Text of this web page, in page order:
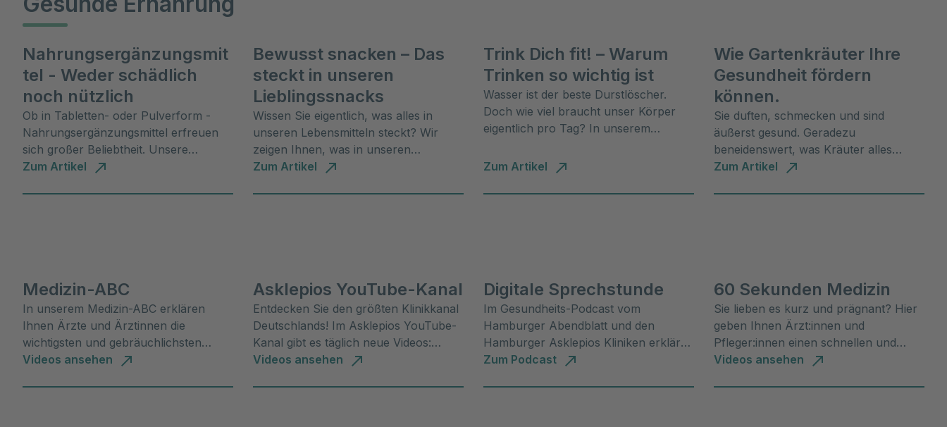
Nahrungsergänzungsmit
tel - Weder schädlich
noch nützlich
Ob in Tabletten- oder Pulverform -
Nahrungsergänzungsmittel erfreuen
sich großer Beliebtheit. Unsere
Expertin Merrit Arndt klärt über ihren
Zum Artikel
Bewusst snacken – Das
steckt in unseren
Lieblingssnacks
Wissen Sie eigentlich, was alles in
unseren Lebensmitteln steckt? Wir
zeigen Ihnen, was in unseren
Lieblingssnacks enthalten ist. Lesen Sie
Zum Artikel
Trink Dich fit! – Warum
Trinken so wichtig ist
Wasser ist der beste Durstlöscher.
Doch wie viel braucht unser Körper
eigentlich pro Tag? In unserem
Antworten.
Zum Artikel
Wie Gartenkräuter Ihre
Gesundheit fördern
können.
Sie duften, schmecken und sind
äußerst gesund. Geradezu
beneidenswert, was Kräuter alles
können. Erfahren Sie mehr darüber in
Zum Artikel
Medizin-ABC
In unserem Medizin-ABC erklären
Ihnen Ärzte und Ärztinnen die
wichtigsten und gebräuchlichsten
Begriffe der Medizin.
Videos ansehen
Asklepios YouTube-Kanal
Entdecken Sie den größten Klinikkanal
Deutschlands! Im Asklepios YouTube-
Kanal gibt es täglich neue Videos:
Experteninterviews,
Videos ansehen
Digitale Sprechstunde
Im Gesundheits-Podcast vom
Hamburger Abendblatt und den
Hamburger Asklepios Kliniken erklären
Ärzte einmal pro Woche ein
Zum Podcast
60 Sekunden Medizin
Sie lieben es kurz und prägnant? Hier
geben Ihnen Ärzt:innen und
Pfleger:innen einen schnellen und
informativen Überblick über wichtige
Videos ansehen